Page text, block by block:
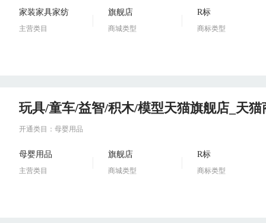
家装家具家纺
主营类目
旗舰店
商城类型
R标
商标类型
玩具/童车/益智/积木/模型天猫旗舰店_天
开通类目：母婴用品
母婴用品
主营类目
旗舰店
商城类型
R标
商标类型